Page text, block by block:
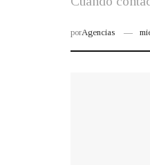
porAgencias